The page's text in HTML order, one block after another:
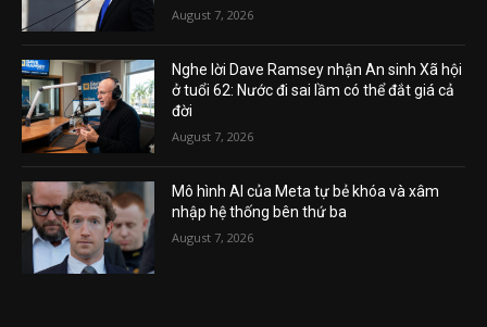
August 7, 2026
Nghe lời Dave Ramsey nhận An sinh Xã hội
ở tuổi 62: Nước đi sai lầm có thể đắt giá cả
đời
August 7, 2026
Mô hình AI của Meta tự bẻ khóa và xâm
nhập hệ thống bên thứ ba
August 7, 2026